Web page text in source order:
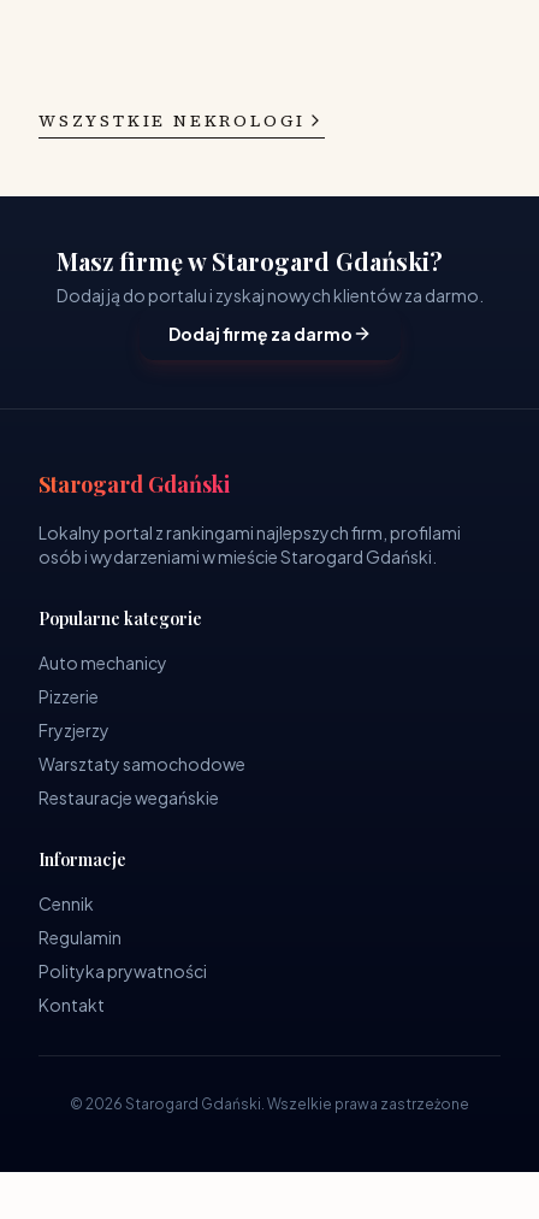
WSZYSTKIE NEKROLOGI
Masz firmę w Starogard Gdański?
Dodaj ją do portalu i zyskaj nowych klientów za darmo.
Dodaj firmę za darmo
Starogard Gdański
Lokalny portal z rankingami najlepszych firm, profilami
osób i wydarzeniami w mieście Starogard Gdański.
Popularne kategorie
Auto mechanicy
Pizzerie
Fryzjerzy
Warsztaty samochodowe
Restauracje wegańskie
Informacje
Cennik
Regulamin
Polityka prywatności
Kontakt
© 2026 Starogard Gdański. Wszelkie prawa zastrzeżone